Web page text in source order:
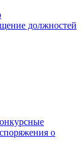
должностей
о